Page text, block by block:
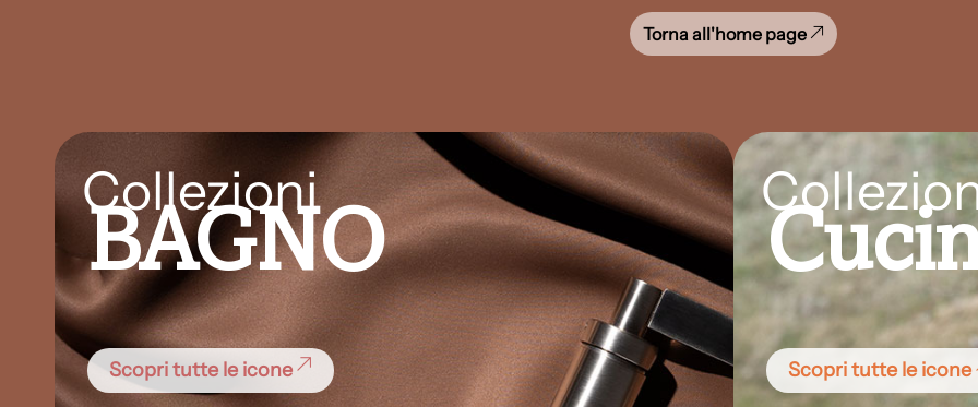
Torna all'home page
Collezioni
BAGNO
Scopri tutte le icone Scopri tutte le icone